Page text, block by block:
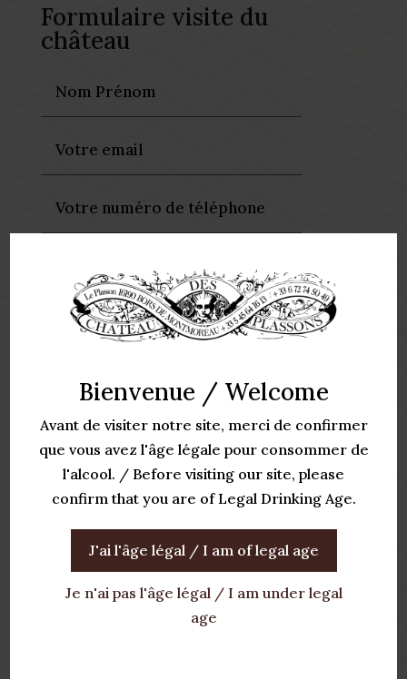
Bienvenue / Welcome
Avant de visiter notre site, merci de confirmer
que vous avez l'âge légale pour consommer de
l'alcool. / Before visiting our site, please
confirm that you are of Legal Drinking Age.
J'ai l'âge légal / I am of legal age
Je n'ai pas l'âge légal / I am under legal
age
Formulaire visite du
château
Envoyer
Pour toute demande personnalisée
(événement d’entreprise,